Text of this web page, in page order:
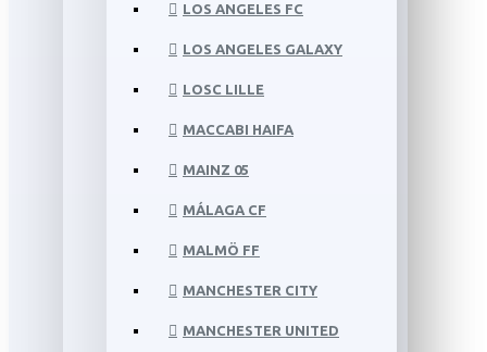
LOS ANGELES FC
LOS ANGELES GALAXY
LOSC LILLE
MACCABI HAIFA
MAINZ 05
MÁLAGA CF
MALMÖ FF
MANCHESTER CITY
MANCHESTER UNITED